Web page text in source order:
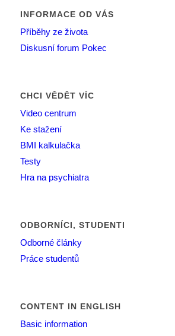
INFORMACE OD VÁS
Příběhy ze života
Diskusní forum Pokec
CHCI VĚDĚT VÍC
Video centrum
Ke stažení
BMI kalkulačka
Testy
Hra na psychiatra
ODBORNÍCI, STUDENTI
Odborné články
Práce studentů
CONTENT IN ENGLISH
Basic information